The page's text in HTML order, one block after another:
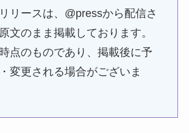
リースは、@pressから配信さ
文のまま掲載しております。
点のものであり、掲載後に予
変更される場合がございま